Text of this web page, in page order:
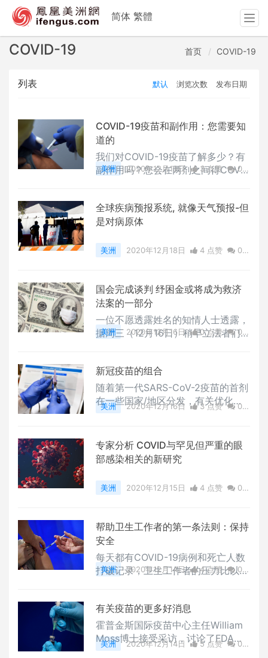
COVID-19 首页 COVID-19
列表 默认 浏览次数 发布日期
COVID-19疫苗和副作用：您需要知
道的
我们对COVID-19疫苗了解多少？有
副作用吗？您会在两剂之间得COVID
s博士回答了有关COVID-19疫苗的副
作用，在接种疫苗之前和之后需要知
一些要点：副作用在12到24小时内
注射部位酸痛、疲劳、头痛、肌肉酸
痛、发冷、
美洲 2020年12月19日 3 点赞
0
全球疾病预报系统, 就像天气预报-但
是对病原体
美洲 2020年12月18日 4 点赞
0
国会完成谈判 纾困金或将成为救济
法案的一部分
一位不愿透露姓名的知情人士透露，
据周三（12月16日）稍早立法者们达
另一轮纾困金和其他急需的经济援
助。消息人士称，该法案还包括重新
提高联邦失业保险金，以及为州和地
方政府提供某种形式的救济。图源：
g参议院共和党第二大参议员约翰·图
恩（John Thune）周三向记者表
美洲 2020年12月16日 0 点赞
0
新冠疫苗的组合
随着第一代SARS-CoV-2疫苗的首剂
在一些国家/地区分发，有关优化第
二代疫苗配方和接种时间表的讨论已
与俄罗斯“Sputnik V”疫苗的研发商
合作，以确定同时接种两种疫苗是否
可以提高效力。据报道，联合疫苗的
初步临床试验将在俄罗斯进行，评估
将在俄罗斯成年人中开始。根据阿斯
布了即将进行的临床试验，评估基于
腺病毒的疫苗组合，例如由阿斯利
美洲 2020年12月16日 3 点赞
0
专家分析 COVID与罕见但严重的眼
部感染相关的新研究
美洲 2020年12月15日 4 点赞
0
帮助卫生工作者的第一条法则：保持
安全
每天都有COVID-19病例和死亡人数
打破记录，卫生工作者的压力比以往
感激的姿态表现出来，从每晚的掌声
到免费的比萨饼 -在大部分时间都安
静下来了。卫生工作者“不再感觉像
英雄一样”。霍普金斯大学 压力事件
美洲 2020年12月14日 4 点赞
0
有关疫苗的更多好消息
霍普金斯国际疫苗中心主任William
Moss博士接受采访，讨论了FDA计
划授权辉瑞的COVID-19疫苗，以及
美洲 2020年12月14日 5 点赞
0
简体 繁體
T
o
g
e
v
g
o